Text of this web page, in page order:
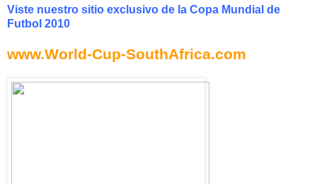
Viste nuestro sitio exclusivo de la Copa Mundial de
Futbol 2010
www.World-Cup-SouthAfrica.com